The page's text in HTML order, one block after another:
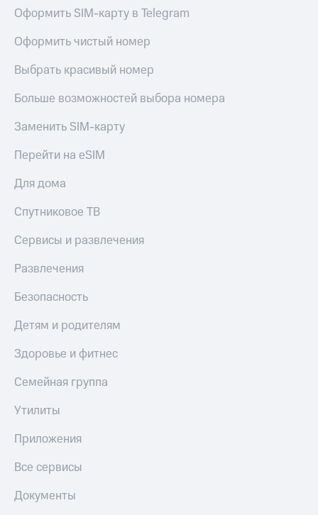
Оформить SIM-карту в Telegram
Оформить чистый номер
Выбрать красивый номер
Больше возможностей выбора номера
Заменить SIM-карту
Перейти на eSIM
Для дома
Спутниковое ТВ
Сервисы и развлечения
Развлечения
Безопасность
Детям и родителям
Здоровье и фитнес
Семейная группа
Утилиты
Приложения
Все сервисы
Документы